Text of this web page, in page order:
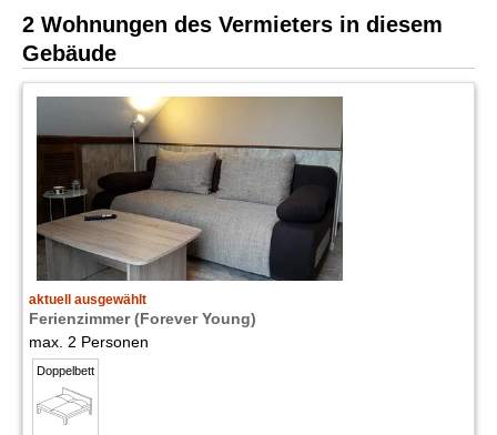
2 Wohnungen des Vermieters in diesem
Gebäude
aktuell ausgewählt
Ferienzimmer (Forever Young)
max. 2 Personen
Doppelbett